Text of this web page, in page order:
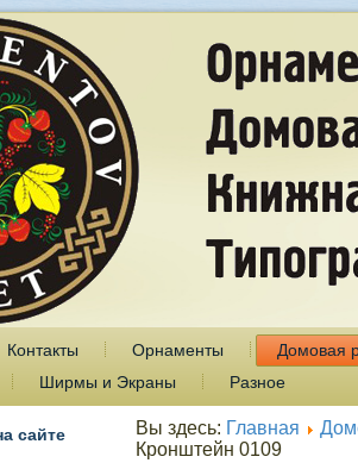
Контакты Орнаменты
Домовая
Ширмы и Экраны Разное
сайте Вы здесь: Главная
Кронштейн 0109